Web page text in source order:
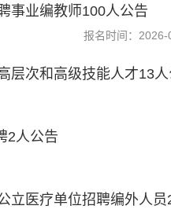
事业编教师100人公告
报名时间：
层次和高级技能人才13
2人公告
立医疗单位招聘编外人员